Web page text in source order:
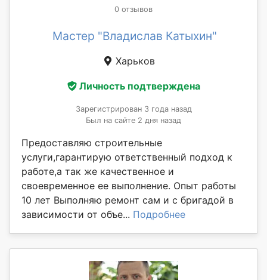
0 отзывов
Мастер "Владислав Катыхин"
Харьков
Личность подтверждена
Зарегистрирован 3 года назад
Был на сайте 2 дня назад
Предоставляю строительные
услуги,гарантирую ответственный подход к
работе,а так же качественное и
своевременное ее выполнение. Опыт работы
10 лет Выполняю ремонт сам и с бригадой в
зависимости от объе... Подробнее